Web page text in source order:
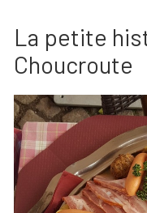
La petite
Choucroute